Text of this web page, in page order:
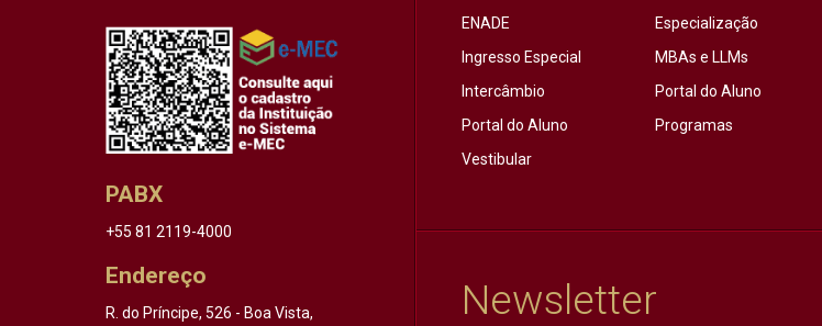
PABX
+55 81 2119-4000
Endereço
R. do Príncipe, 526 - Boa Vista,
ENADE
Ingresso Especial
Intercâmbio
Portal do Aluno
Vestibular
Especialização
MBAs e LLMs
Portal do Aluno
Programas
Newsletter